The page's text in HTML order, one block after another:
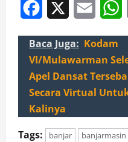
Facebook Email
Baca Juga: Kodam
VI/Mulawarman
Apel Dansat
Secara Virtual
Kalinya
Tags:
banjar banjarmasin